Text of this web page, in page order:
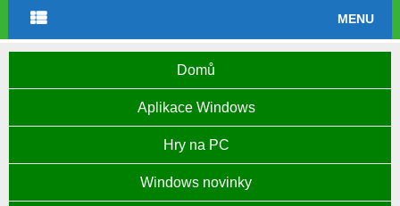
MENU
Domů
Aplikace Windows
Hry na PC
Windows novinky